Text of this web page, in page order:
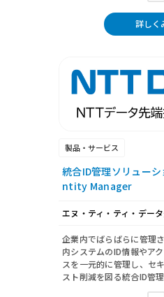
詳しく
製品・サービス
統合ID管理ソリュー
ntity Manager
エヌ・ティ・ティ・デー
企業内でばらばらに管理
内システムのID情報やア
スを一元的に管理し、セ
スト削減を図る統合ID管